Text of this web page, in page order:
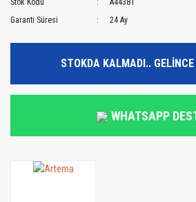
Stok Kodu
A44381
Garanti Süresi
24 Ay
STOKDA KALMADI.. GELİNCE
WHATSAPP